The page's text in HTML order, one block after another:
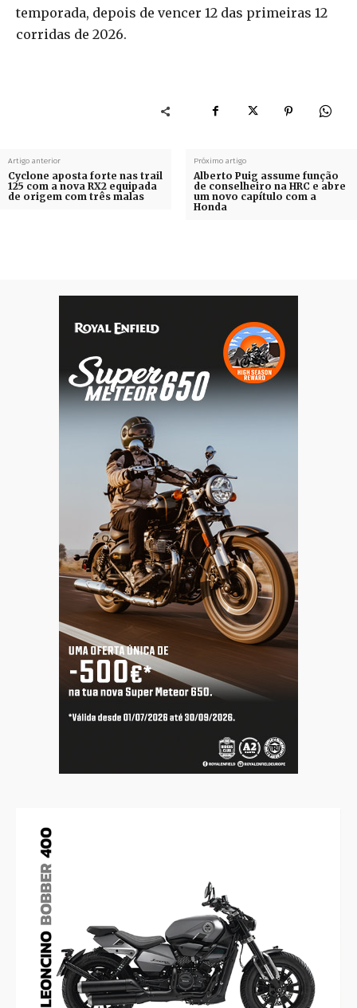
temporada, depois de vencer 12 das primeiras 12
corridas de 2026.
Artigo anterior
Cyclone aposta forte nas trail
125 com a nova RX2 equipada
de origem com três malas
Próximo artigo
Alberto Puig assume função
de conselheiro na HRC e abre
um novo capítulo com a
Honda